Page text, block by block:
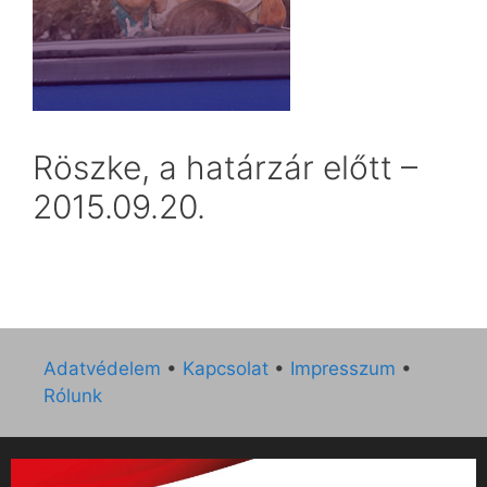
Röszke, a határzár előtt –
2015.09.20.
Adatvédelem • Kapcsolat • Impresszum •
Rólunk